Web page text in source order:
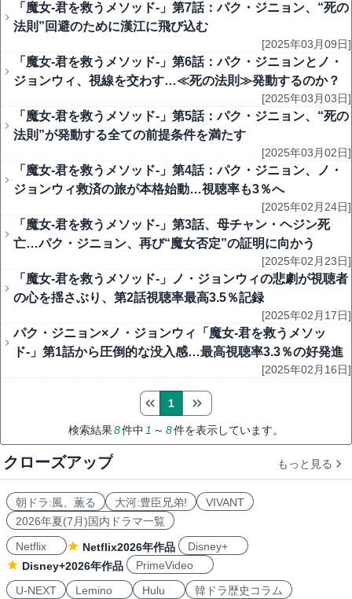
「魔女-君を救うメソッド-」第7話：パク・ジニョン、“死の
法則”回避のために漢江に飛び込む
[2025年03月09日]
「魔女-君を救うメソッド-」第6話：パク・ジニョンとノ・
ジョンウィ、視線を交わす…≪死の法則≫発動するのか？
[2025年03月03日]
「魔女-君を救うメソッド-」第5話：パク・ジニョン、“死の
法則”が発動する全ての前提条件を満たす
[2025年03月02日]
「魔女-君を救うメソッド-」第4話：パク・ジニョン、ノ・
ジョンウィ救済の旅が本格始動…視聴率も3％へ
[2025年02月24日]
「魔女-君を救うメソッド-」第3話、母チャン・ヘジン死
亡…パク・ジニョン、再び“魔女否定”の証明に向かう
[2025年02月23日]
「魔女-君を救うメソッド-」ノ・ジョンウィの悲劇が視聴者
の心を揺さぶり、第2話視聴率最高3.5％記録
[2025年02月17日]
パク・ジニョン×ノ・ジョンウィ「魔女-君を救うメソッ
ド-」第1話から圧倒的な没入感…最高視聴率3.3％の好発進
[2025年02月16日]
検索結果8件中 1 ～ 8件を表示しています。
1
クローズアップ もっと見る
朝ドラ:風、薫る 大河:豊臣兄弟!
VIVANT
2026年夏(7月)国内ドラマ一覧
Netflix
Netflix2026年作品
Disney+
Disney+2026年作品
PrimeVideo
U-NEXT
Lemino Hulu
韓ドラ歴史コラム